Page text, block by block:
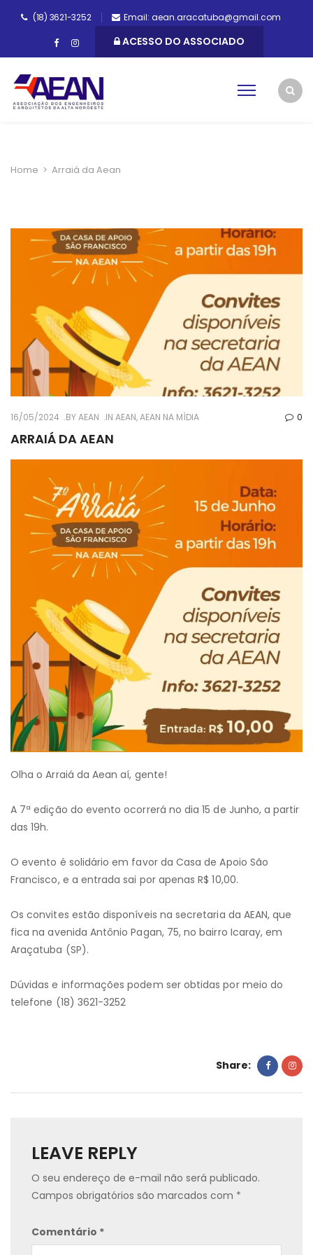
(18) 3621-3252 Email: aean.aracatuba@gmail.com
ACESSO DO ASSOCIADO
Home > Arraiá da Aean
16/05/2024 BYAEAN IN AEAN,AEAN NA MÍDIA 0
ARRAIÁ DA AEAN
Olha o Arraiá da Aean aí, gente!
A 7ª edição do evento ocorrerá no dia 15 de Junho, a partir
das 19h.
O evento é solidário em favor da Casa de Apoio São
Francisco, e a entrada sai por apenas R$ 10,00.
Os convites estão disponíveis na secretaria da AEAN, que
fica na avenida Antônio Pagan, 75, no bairro Icaray, em
Araçatuba (SP).
Dúvidas e informações podem ser obtidas por meio do
telefone (18) 3621-3252
Share:
LEAVE REPLY
O seu endereço de e-mail não será publicado.
Campos obrigatórios são marcados com *
Comentário *